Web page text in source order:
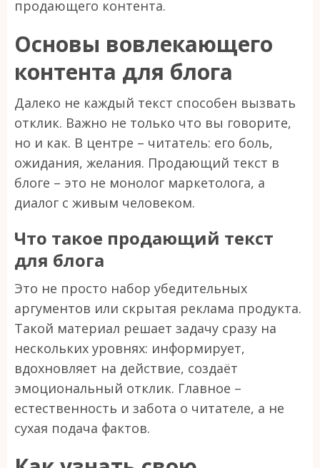
продающего контента.
Основы вовлекающего
контента для блога
Далеко не каждый текст способен вызвать
отклик. Важно не только что вы говорите,
но и как. В центре – читатель: его боль,
ожидания, желания. Продающий текст в
блоге – это не монолог маркетолога, а
диалог с живым человеком.
Что такое продающий текст
для блога
Это не просто набор убедительных
аргументов или скрытая реклама продукта.
Такой материал решает задачу сразу на
нескольких уровнях: информирует,
вдохновляет на действие, создаёт
эмоциональный отклик. Главное –
естественность и забота о читателе, а не
сухая подача фактов.